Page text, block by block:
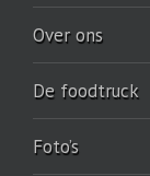
Over ons
De foodtruck
Foto’s